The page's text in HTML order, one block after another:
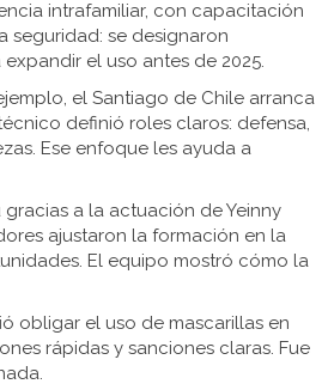
intrafamiliar, con capacitación
seguridad: se designaron
el uso antes de 2025.
el Santiago de Chile arranca
definió roles claros: defensa,
Ese enfoque les ayuda a
a la actuación de Yeinny
ajustaron la formación en la
El equipo mostró cómo la
obligar el uso de mascarillas en
rápidas y sanciones claras. Fue